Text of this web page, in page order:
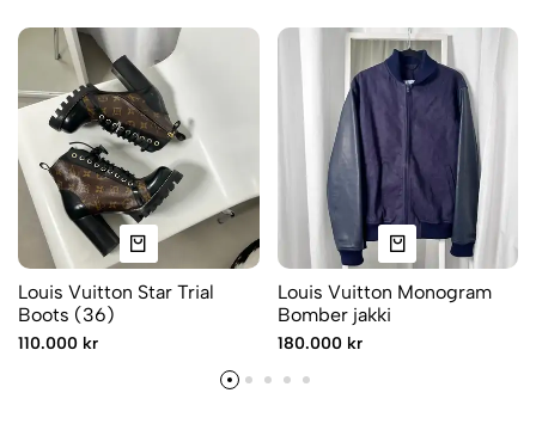
Louis Vuitton Star Trial
Boots (36)
110.000 kr
Louis Vuitton Monogram
Bomber jakki
180.000 kr